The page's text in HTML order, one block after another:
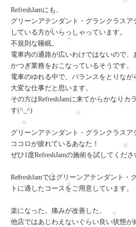
RefreshJamにも、
グリーンアテンダント・グランクラスア
している方がいらっしゃっています。
不規則な睡眠。
電車内の通路が広いわけではないので、
かつぎ業務をおこなっているそうです。
電車のゆれる中で、バランスをとりなが
大変な仕事だと思います。
その方はRefreshJamに来てからかなりカ
す(^_^)
グリーンアテンダント・グランクラスア
ココロが疲れているあなた！
ぜひ1度RefreshJamの施術を試してくだ
RefreshJamではグリーンアテンダント・
トに適したコースをご用意しています。
楽になった。痛みが改善した。
他店ではあじわえないぐらい良い状態が